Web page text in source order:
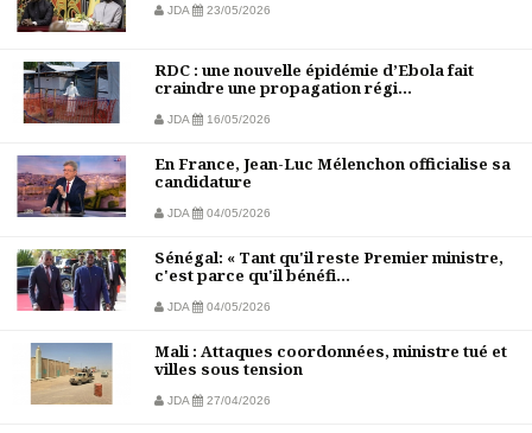
JDA 23/05/2026
RDC : une nouvelle épidémie d’Ebola fait
craindre une propagation régi...
JDA 16/05/2026
En France, Jean-Luc Mélenchon officialise sa
candidature
JDA 04/05/2026
Sénégal: « Tant qu'il reste Premier ministre,
c'est parce qu'il bénéfi...
JDA 04/05/2026
Mali : Attaques coordonnées, ministre tué et
villes sous tension
JDA 27/04/2026